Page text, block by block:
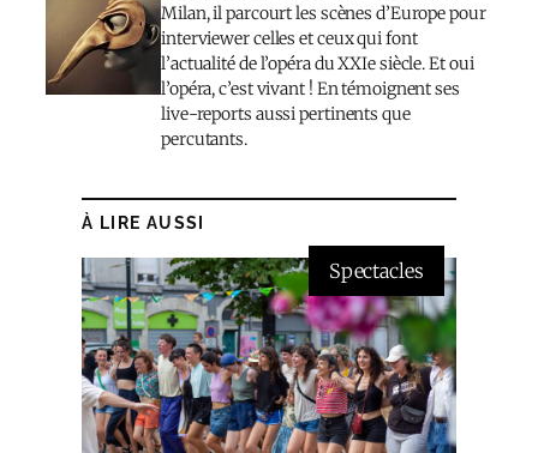
Milan, il parcourt les scènes d’Europe pour
interviewer celles et ceux qui font
l’actualité de l’opéra du XXIe siècle. Et oui
l’opéra, c’est vivant ! En témoignent ses
live-reports aussi pertinents que
percutants.
À LIRE AUSSI
Spectacles